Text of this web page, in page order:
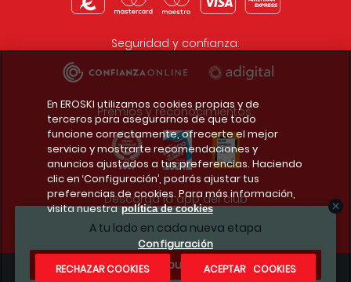
A tu lado en cada nueva etapa
¿Te apuntas?
Seguridad y confianza:
Premios y reconocimientos:
Descarga la app del club
En EROSKI utilizamos cookies propias y de
terceros para asegurarnos de que todo
funcione correctamente, ofrecerte el mejor
servicio y mostrarte recomendaciones y
anuncios ajustados a tus preferencias. Haciendo
clic en ‘Configuración’, podrás ajustar tus
preferencias de cookies. Para más información,
visita nuestra política de cookies
Configuración
RECHAZAR COOKIES
ACEPTAR COOKIES